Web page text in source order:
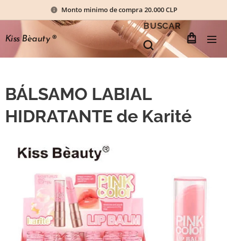
Monto minimo de compra 20.000 CLP
Kiss Bèauty®
BUSCAR
BÁLSAMO LABIAL
HIDRATANTE de Karité